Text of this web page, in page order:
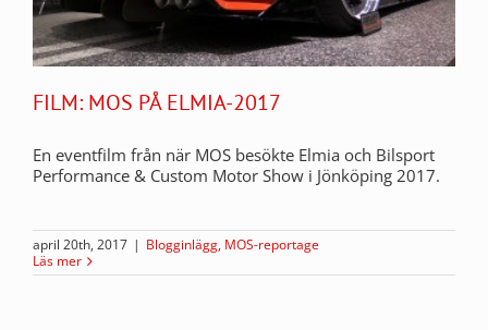
FILM: MOS PÅ ELMIA-2017
En eventfilm från när MOS besökte Elmia och Bilsport
Performance & Custom Motor Show i Jönköping 2017.
april 20th, 2017 | Blogginlägg, MOS-reportage
Läs mer